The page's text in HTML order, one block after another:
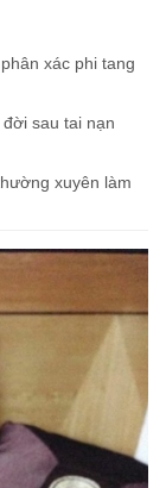
xác phi tang
sau tai nạn
xuyên làm